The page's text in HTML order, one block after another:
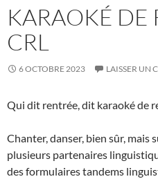
KARAOKÉ DE
CRL
6 OCTOBRE 2023 LAISSER UN
Qui dit rentrée, dit karaoké de
Chanter, danser, bien sûr, mais
plusieurs partenaires
des formulaires tandems